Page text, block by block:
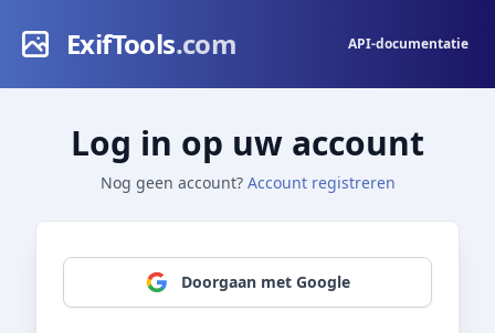
ExifTools.com API-documentatie
Log in op uw account
Nog geen account? Account registreren
Doorgaan met Google